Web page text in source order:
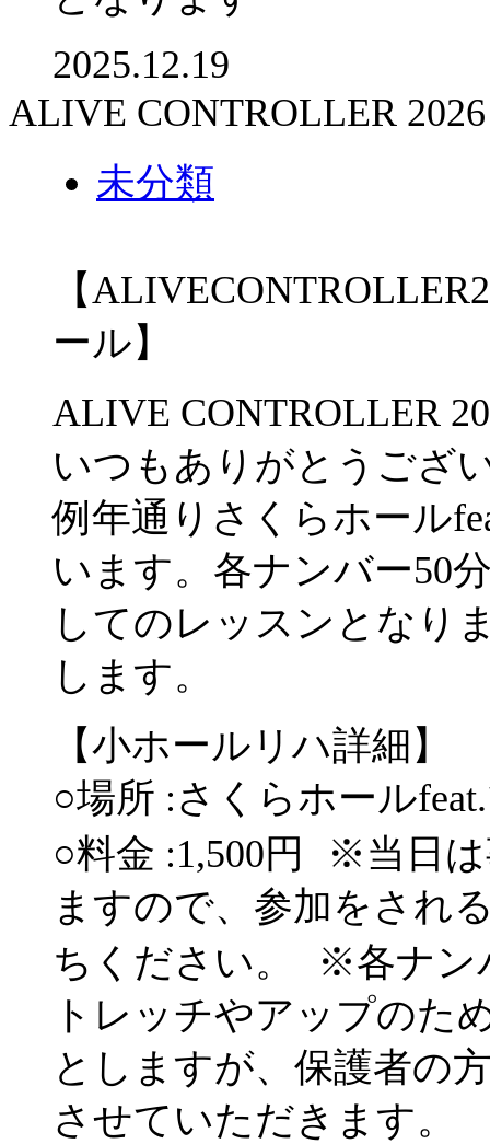
2025.12.19
ALIVE CONTROLLER
未分類
【
ール】
ALIVE CONTROLLER
いつもありがとうござ
例年通りさくらホール
います。各ナンバー50
してのレッスンとなり
します。
【小ホールリハ詳細】
○場所 :さくらホール
○料金 :1,500円 ※当日
ますので、参加をされ
ちください。 ※各ナ
トレッチやアップのた
としますが、保護者の
させていただきます。